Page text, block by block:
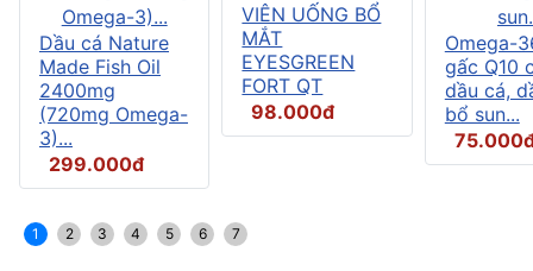
Dầu cá Nature
Made Fish Oil
2400mg
(720mg Omega-
3)...
299.000đ
VIÊN UỐNG BỔ
MẮT
EYESGREEN
FORT QT
98.000đ
Omega-
gấc Q10
dầu cá,
bổ sun...
1 2 3 4 5 6 7